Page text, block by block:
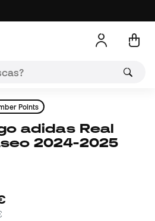
Points
2024-2025